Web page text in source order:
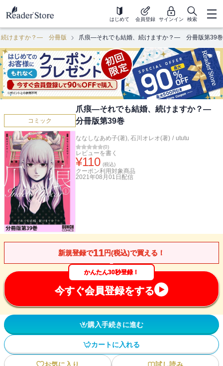
はじめて 会員登録 サインイン 検索
続けますか？― 分冊版 爪痕―それでも結婚、続けますか？― 分冊版第39巻
コミック
爪痕―それでも結婚、続けますか？―
分冊版第39巻
ななしなあめ子(著), 石川オレオ(著) / ututu
(0)
レビューを書く
¥110 (税込)
クーポン利用対象商品
2021年08月01日 配信
新規登録で11円(税込)で買える！
かんたん30秒登録！
今すぐ会員登録をする
購入手続きに進む
カートに入れる